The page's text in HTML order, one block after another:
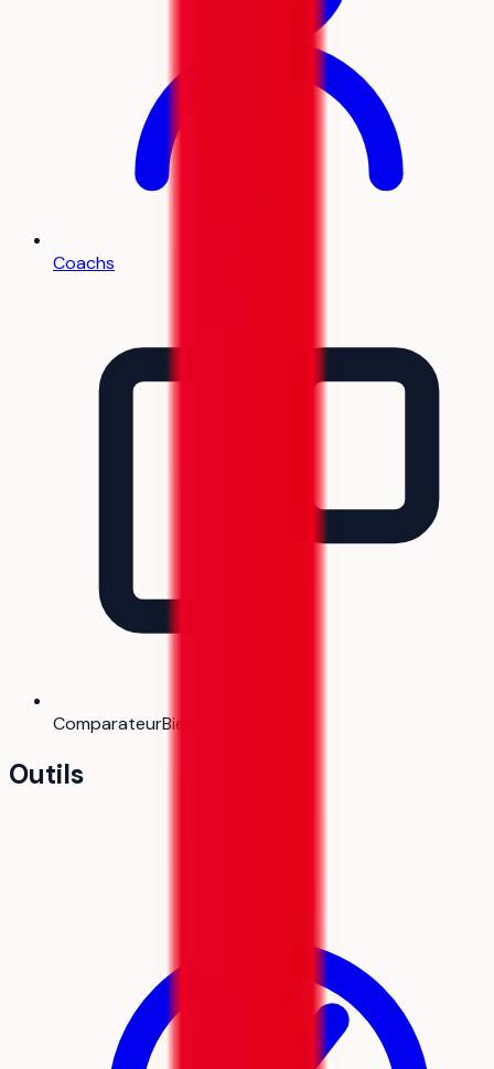
Coachs
ComparateurBientôt
Outils